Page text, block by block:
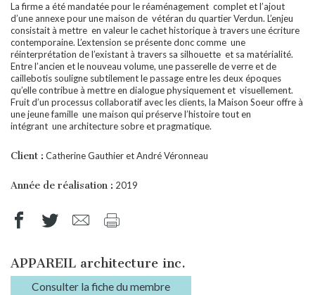
La firme a été mandatée pour le réaménagement complet et l’ajout
d’une annexe pour une maison de vétéran du quartier Verdun. L’enjeu
consistait à mettre en valeur le cachet historique à travers une écriture
contemporaine. L’extension se présente donc comme une
réinterprétation de l’existant à travers sa silhouette et sa matérialité.
Entre l’ancien et le nouveau volume, une passerelle de verre et de
caillebotis souligne subtilement le passage entre les deux époques
qu’elle contribue à mettre en dialogue physiquement et visuellement.
Fruit d’un processus collaboratif avec les clients, la Maison Soeur offre à
une jeune famille une maison qui préserve l’histoire tout en
intégrant une architecture sobre et pragmatique.
Client : Catherine Gauthier et André Véronneau
Année de réalisation : 2019
APPAREIL architecture inc.
Consulter la fiche du membre